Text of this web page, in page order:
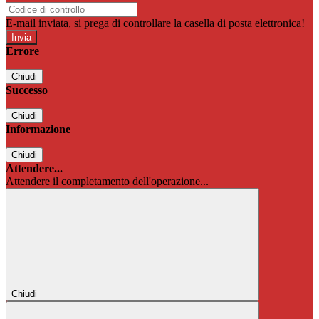
E-mail inviata, si prega di controllare la casella di posta elettronica!
Errore
Chiudi
Successo
Chiudi
Informazione
Chiudi
Attendere...
Attendere il completamento dell'operazione...
Chiudi